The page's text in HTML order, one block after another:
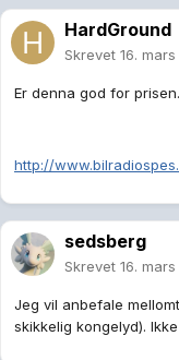
HardGround
Skrevet 16.
Er denna god for
http://
sedsberg
Skrevet 16.
Jeg vil anbefale
skikkelig kongelyd).